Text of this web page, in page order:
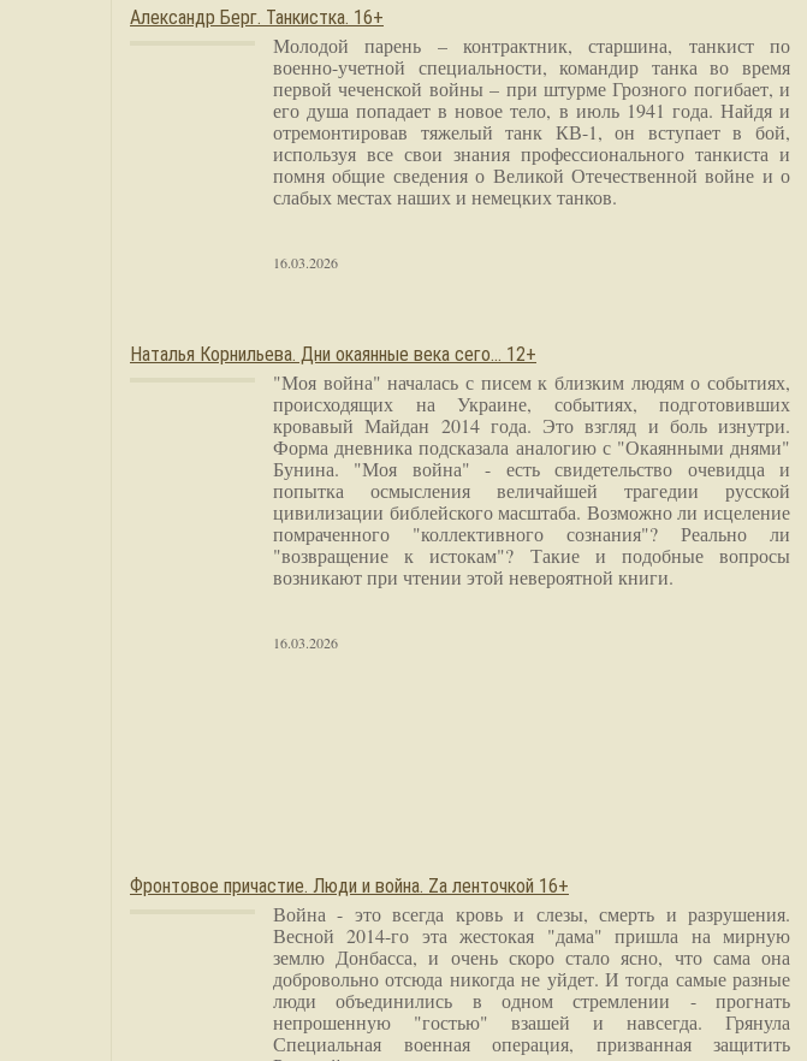
Александр Берг. Танкистка. 16+
Молодой парень – контрактник, старшина, танкист по
военно-учетной специальности, командир танка во время
первой чеченской войны – при штурме Грозного погибает, и
его душа попадает в новое тело, в июль 1941 года. Найдя и
отремонтировав тяжелый танк КВ-1, он вступает в бой,
используя все свои знания профессионального танкиста и
помня общие сведения о Великой Отечественной войне и о
слабых местах наших и немецких танков.
16.03.2026
Наталья Корнильева. Дни окаянные века сего… 12+
"Моя война" началась с писем к близким людям о событиях,
происходящих на Украине, событиях, подготовивших
кровавый Майдан 2014 года. Это взгляд и боль изнутри.
Форма дневника подсказала аналогию с "Окаянными днями"
Бунина. "Моя война" - есть свидетельство очевидца и
попытка осмысления величайшей трагедии русской
цивилизации библейского масштаба. Возможно ли исцеление
помраченного "коллективного сознания"? Реально ли
"возвращение к истокам"? Такие и подобные вопросы
возникают при чтении этой невероятной книги.
16.03.2026
Фронтовое причастие. Люди и война. Zа ленточкой 16+
Война - это всегда кровь и слезы, смерть и разрушения.
Весной 2014-го эта жестокая "дама" пришла на мирную
землю Донбасса, и очень скоро стало ясно, что сама она
добровольно отсюда никогда не уйдет. И тогда самые разные
люди объединились в одном стремлении - прогнать
непрошенную "гостью" взашей и навсегда. Грянула
Специальная военная операция, призванная защитить